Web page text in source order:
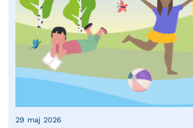
29 maj 2026